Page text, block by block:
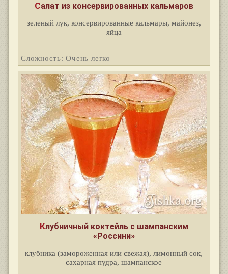
Салат из консервированных кальмаров
зеленый лук, консервированные кальмары, майонез,
яйца
Сложность: Очень легко
Клубничный коктейль с шампанским
«Россини»
клубника (замороженная или свежая), лимонный сок,
сахарная пудра, шампанское